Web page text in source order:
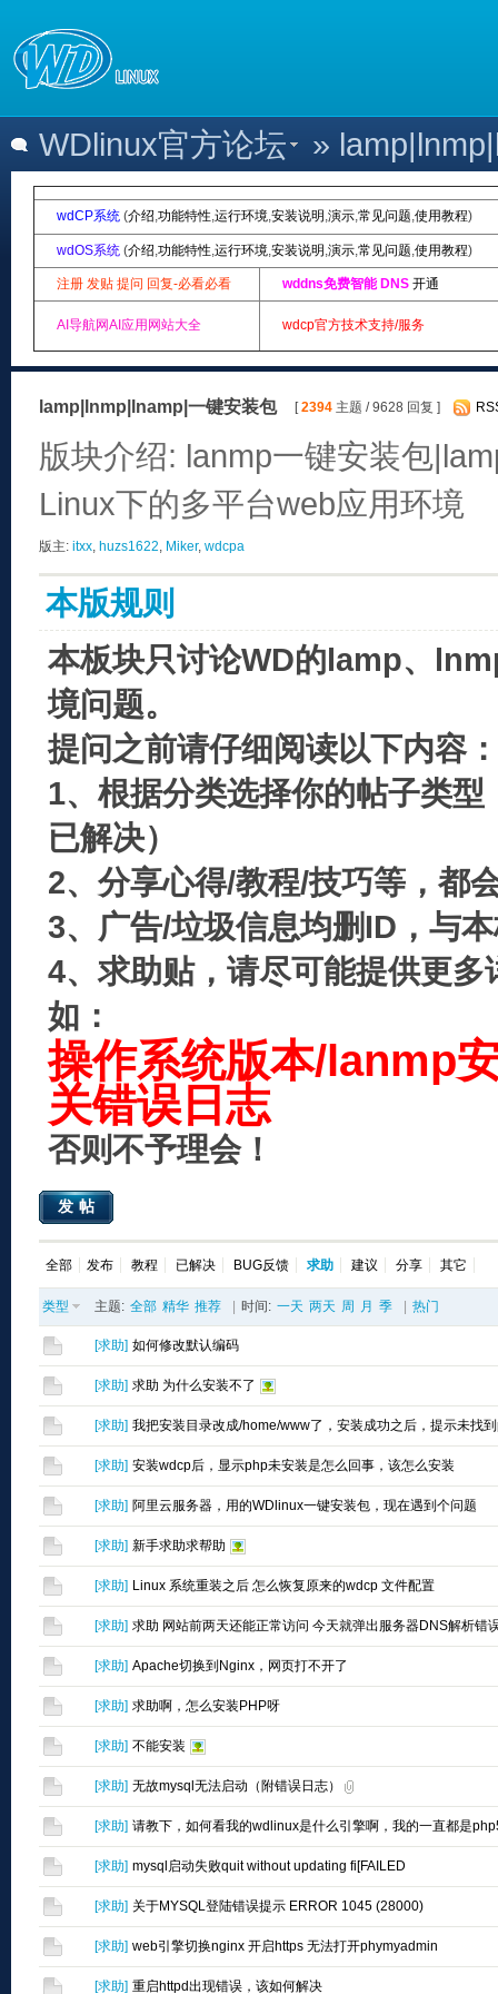
WDlinux官方论坛 »
wdCP系统 (介绍,功能特性,运行环境,安装说明 ,演示,常见问题,使用教程)
wdOS系统 (介绍,功能特性,运行环境,安装说明 ,演示,常见问题,使用教程)
注册 发贴 提问 回复-必看必看 wddns免费智能 DNS 开通
AI导航网AI应用网站大全 wdcp官方技术支持/服务
lamp|lnmp|lnamp|一键安装包 [2394 主题 / 9628 回复 ]
版块介绍: lanmp一键安装包
Linux下的多平台web应用环境
版主: itxx, huzs1622, Miker, wdcpa
本版规则
本板块只讨论WD的lamp、
境问题。
提问之前请仔细阅读以下内容：
1、根据分类选择你的帖子类
已解决）
2、分享心得/教程/技巧等，都
3、广告/垃圾信息均删ID，与
4、求助贴，请尽可能提供更
如：
操作系统版本/lanmp
关错误日志
否则不予理会！
发帖
全部 发布 教程 已解决 BUG反馈 求助 建议 分享 其它
类型 主题: 全部 精华 推荐 时间: 一天 两天 周 月 季 热门
[求助] 如何修改默认编码
[求助] 求助 为什么安装不了
[求助] 我把安装目录改成/home/www了，安装成功之后，提示未找
[求助] 安装wdcp后，显示php未安装是怎么回事，该怎么安装
[求助] 阿里云服务器，用的WDlinux一键安装包，现在遇到个问题
[求助] 新手求助求帮助
[求助] Linux 系统重装之后 怎么恢复原来的wdcp 文件配置
[求助] 求助 网站前两天还能正常访问 今天就弹出服务器DNS解析错
[求助] Apache切换到Nginx，网页打不开了
[求助] 求助啊，怎么安装PHP呀
[求助] 不能安装
[求助] 无故mysql无法启动（附错误日志）
[求助] 请教下，如何看我的wdlinux是什么引擎啊，我的一直都是
[求助] mysql启动失败quit without updating fi[FAILED
[求助] 关于MYSQL登陆错误提示 ERROR 1045 (28000)
[求助] web引擎切换nginx 开启https 无法打开phymyadmin
[求助] 重启httpd出现错误，该如何解决